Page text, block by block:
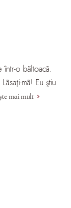
o bãltoacã.
mã! Eu ştiu
mai mult